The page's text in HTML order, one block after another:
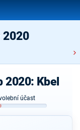
2020: Kbel
účast